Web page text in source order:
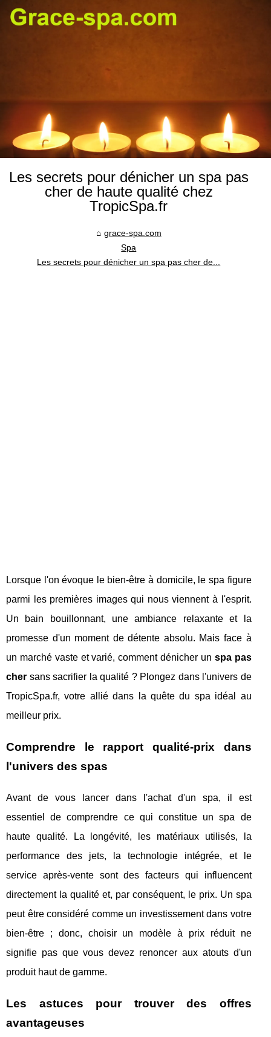
Les secrets pour dénicher un spa pas
cher de haute qualité chez
TropicSpa.fr
grace-spa.com
Spa
Les secrets pour dénicher un spa pas cher de...
Lorsque l'on évoque le bien-être à domicile, le spa figure
parmi les premières images qui nous viennent à l'esprit.
Un bain bouillonnant, une ambiance relaxante et la
promesse d'un moment de détente absolu. Mais face à
un marché vaste et varié, comment dénicher un spa pas
cher sans sacrifier la qualité ? Plongez dans l'univers de
TropicSpa.fr, votre allié dans la quête du spa idéal au
meilleur prix.
Comprendre le rapport qualité-prix dans
l'univers des spas
Avant de vous lancer dans l'achat d'un spa, il est
essentiel de comprendre ce qui constitue un spa de
haute qualité. La longévité, les matériaux utilisés, la
performance des jets, la technologie intégrée, et le
service après-vente sont des facteurs qui influencent
directement la qualité et, par conséquent, le prix. Un spa
peut être considéré comme un investissement dans votre
bien-être ; donc, choisir un modèle à prix réduit ne
signifie pas que vous devez renoncer aux atouts d'un
produit haut de gamme.
Les astuces pour trouver des offres
avantageuses